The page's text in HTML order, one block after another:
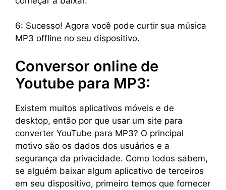
6: Sucesso! Agora você pode curtir sua música
MP3 offline no seu dispositivo.
Conversor online de
Youtube para MP3:
Existem muitos aplicativos móveis e de
desktop, então por que usar um site para
converter YouTube para MP3? O principal
motivo são os dados dos usuários e a
segurança da privacidade. Como todos sabem,
se alguém baixar algum aplicativo de terceiros
em seu dispositivo, primeiro temos que fornecer